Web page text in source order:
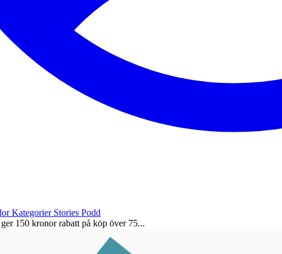
Kategorier Stories Podd
150 kronor rabatt på köp över 75...